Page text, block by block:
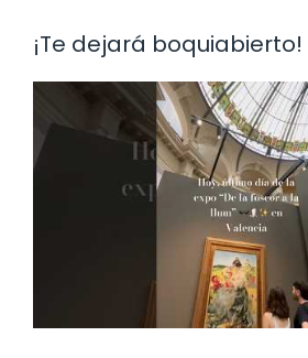
¡Te dejará boquiabierto!